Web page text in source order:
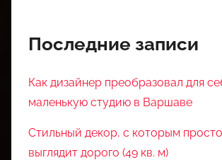
Последние записи
Как дизайнер преобразовал для
маленькую студию в Варшаве
Стильный декор, с которым
выглядит дорого (49 кв. м)